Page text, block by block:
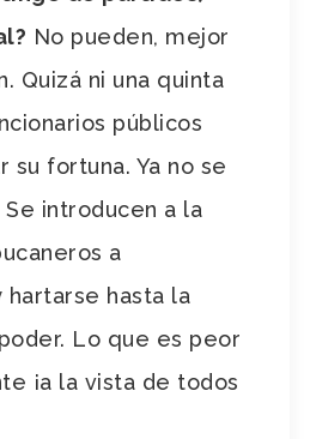
No pueden, mejor
Quizá ni una quinta
públicos
su fortuna. Ya no se
introducen a la
a
hasta la
Lo que es peor
¡a la vista de todos